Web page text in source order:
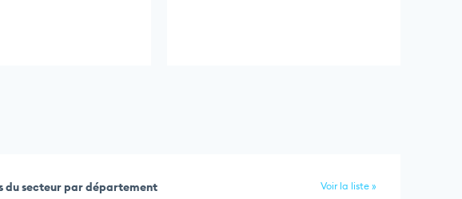
du secteur par département Voir la liste »